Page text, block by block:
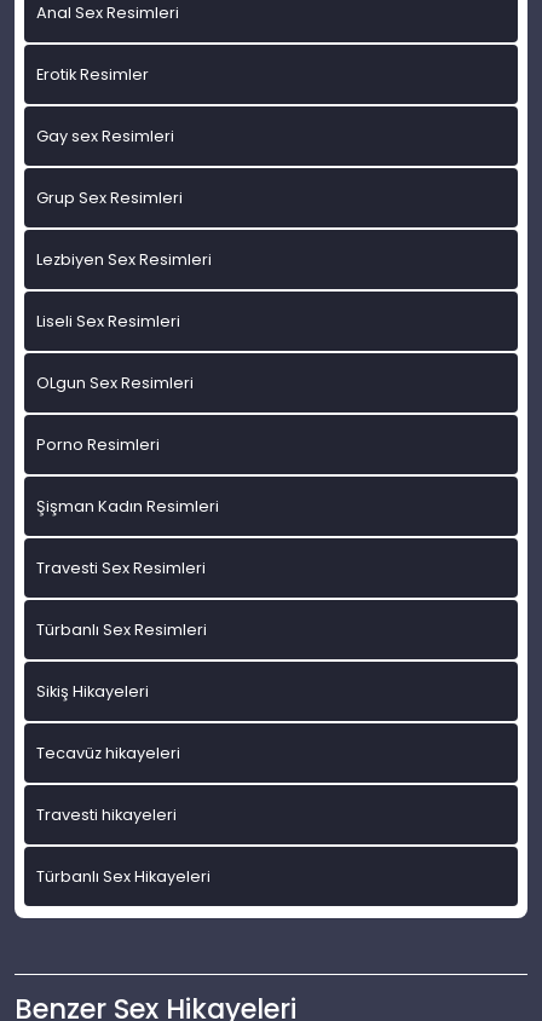
Anal Sex Resimleri
Erotik Resimler
Gay sex Resimleri
Grup Sex Resimleri
Lezbiyen Sex Resimleri
Liseli Sex Resimleri
OLgun Sex Resimleri
Porno Resimleri
Şişman Kadın Resimleri
Travesti Sex Resimleri
Türbanlı Sex Resimleri
Sikiş Hikayeleri
Tecavüz hikayeleri
Travesti hikayeleri
Türbanlı Sex Hikayeleri
Benzer Sex Hikayeleri